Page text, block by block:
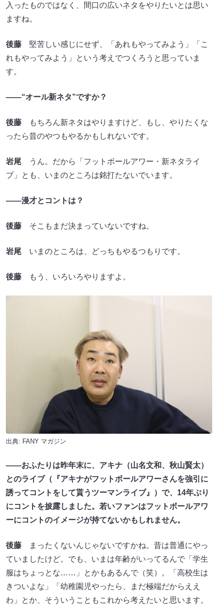
入ったものではなく、間口の広いネタをやりたいとは思い
ますね。
後藤 堅苦しい感じにせず、「あれもやってみよう」「こ
れもやってみよう」という考えでつくろうと思っていま
す。
――“オール新ネタ”ですか？
後藤 もちろん新ネタはやりますけど、もし、やりたくな
ったら昔のやつもやるかもしれないです。
岩尾 うん。だから「フットボールアワー・新ネタライ
ブ」とも、いまのところは銘打たないでいます。
――漫才とコントは？
後藤 そこもまだ決まっていないですね。
岩尾 いまのところは、どっちもやるつもりです。
後藤 もう、いろいろやりますよ。
出典: FANY マガジン
――おふたりは昨年末に、アキナ（山名文和、秋山賢太）
とのライブ（『アキナがフットボールアワーさんを強引に
誘ってコントをして貰うツーマンライブ』）で、14年ぶり
にコントを披露しました。若いファンはフットボールアワ
ーにコントのイメージが持てないかもしれません。
後藤 まったくないんじゃないですかね。昔は普通にやっ
ていましたけど。でも、いまは年齢がいってるんで「学生
服はちょっとな……」とかもあるんで（笑）。「高校生は
きついよな」「幼稚園児やったら、まだ極端だからええ
わ」とか、そういうこともこれから考えたいと思います。